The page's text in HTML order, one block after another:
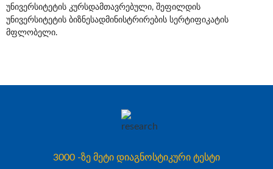
უნივერსიტეტის კურსდამთავრებული, შეფილდის
უნივერსიტეტის ბიზნესადმინისტრირების სერტიფიკატის
მფლობელი.
3000 -ზე მეტი დიაგნოსტიკური ტესტი